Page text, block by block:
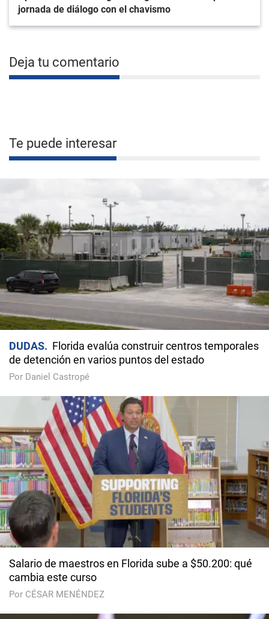
jornada de diálogo con el chavismo
Deja tu comentario
Te puede interesar
DUDAS
Florida evalúa construir centros temporales
de detención en varios puntos del estado
Por Daniel Castropé
Salario de maestros en Florida sube a $50.200: qué
cambia este curso
Por CÉSAR MENÉNDEZ